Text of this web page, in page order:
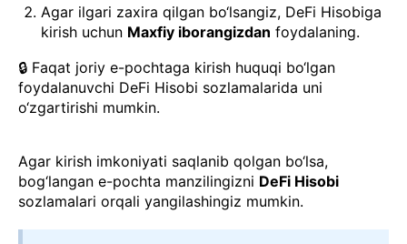
Agar ilgari zaxira qilgan bo‘lsangiz, DeFi Hisobiga
kirish uchun Maxfiy iborangizdan foydalaning.
🔒 Faqat joriy e-pochtaga kirish huquqi bo‘lgan
foydalanuvchi DeFi Hisobi sozlamalarida uni
o‘zgartirishi mumkin.
Agar kirish imkoniyati saqlanib qolgan bo‘lsa,
bog‘langan e-pochta manzilingizni DeFi Hisobi
sozlamalari orqali yangilashingiz mumkin.